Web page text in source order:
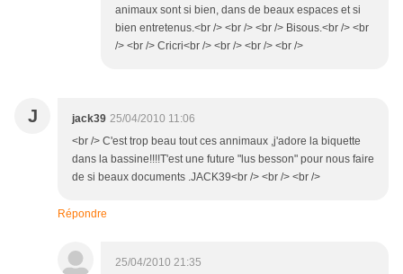
animaux sont si bien, dans de beaux espaces et si
bien entretenus.<br /> <br /> <br /> Bisous.<br /> <br
/> <br /> Cricri<br /> <br /> <br /> <br />
J jack39 25/04/2010 11:06
<br /> C'est trop beau tout ces annimaux ,j'adore la biquette
dans la bassine!!!!T'est une future "lus besson" pour nous faire
de si beaux documents .JACK39<br /> <br /> <br />
Répondre
25/04/2010 21:35